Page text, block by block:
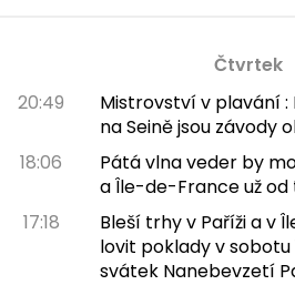
Čtvrtek
20:49
Mistrovství v plavání
na Seině jsou závody
18:06
Pátá vlna veder by
a Île-de-France už od
17:18
Bleší trhy v Paříži a v
lovit poklady v sobotu
svátek Nanebevzetí